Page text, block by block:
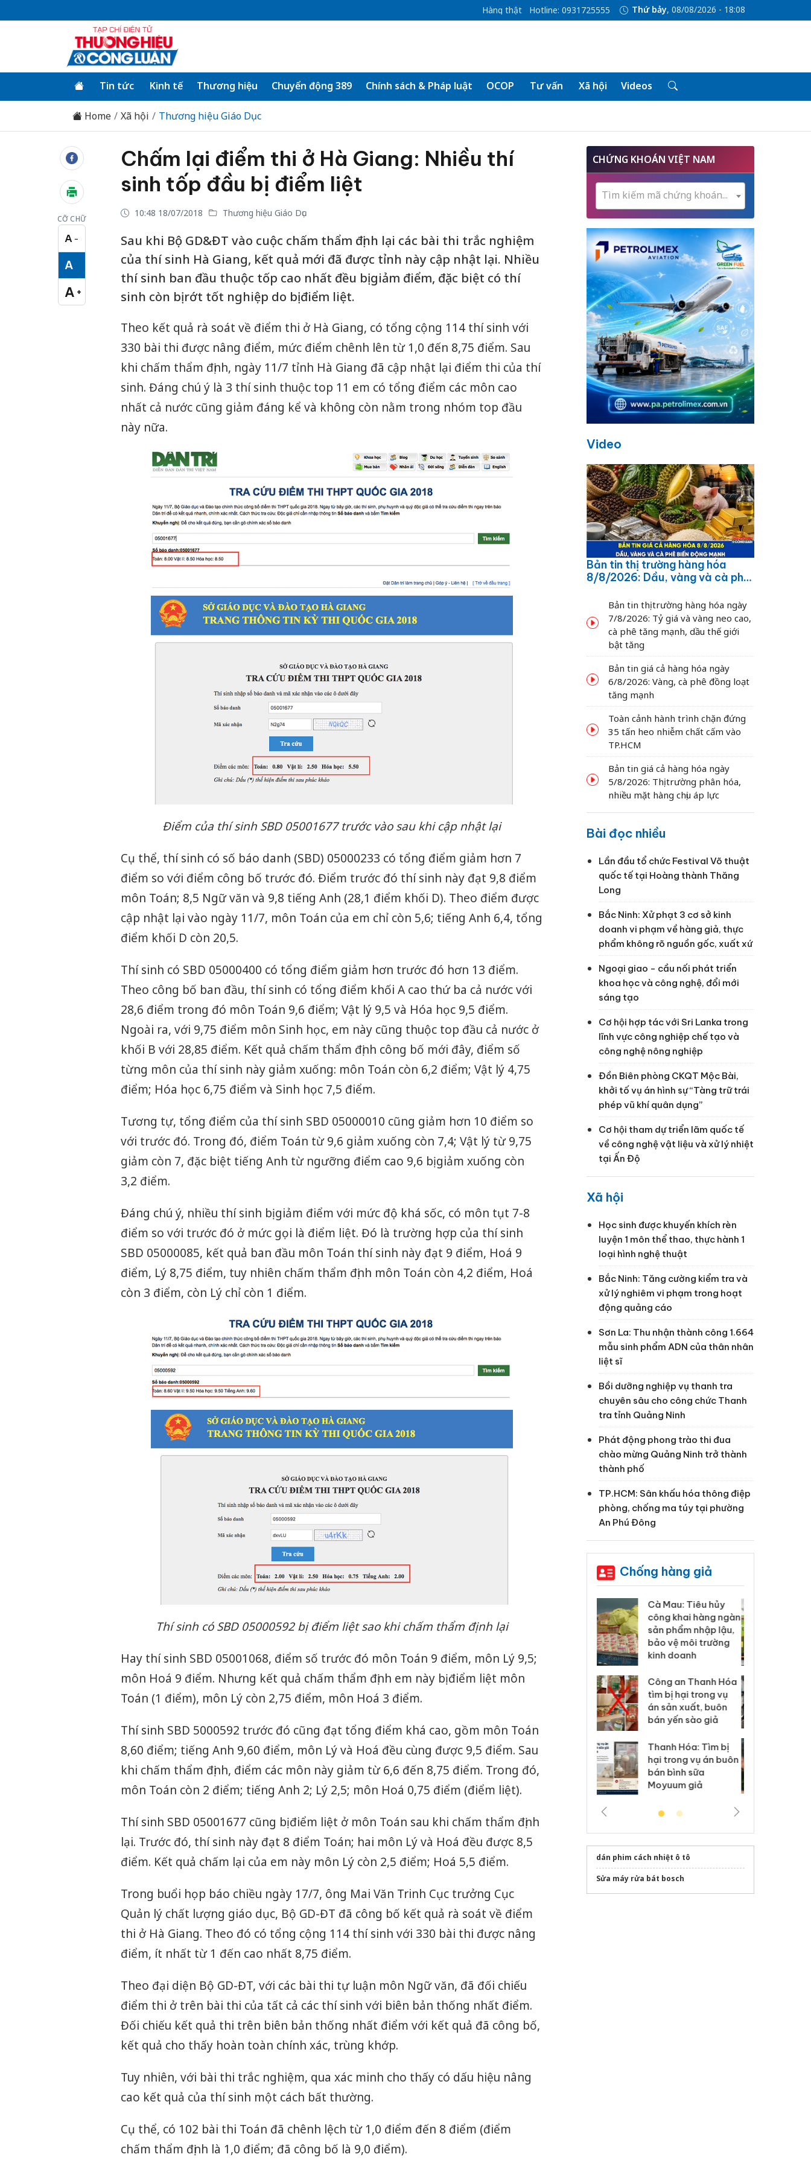
Hàng thật Hotline: 0931725555 Thứ bảy, 08/08/2026 - 18:08
Tin tức Kinh tế Thương hiệu Chuyển động 389 Chính sách & Pháp luật OCOP Tư vấn Xã hội Videos
Home Xã hội Thương hiệu Giáo Dục
CỠ CHỮ
A −
Cỡ chữ nhỏ
A
Cỡ chữ vừa
A +
Cỡ chữ lớn
Chấm lại điểm thi ở Hà Giang: Nhiều thí
sinh tốp đầu bị điểm liệt
10:48 18/07/2018 Thương hiệu Giáo Dục
Sau khi Bộ GD&ĐT vào cuộc chấm thẩm định lại các bài thi trắc nghiệm
của thí sinh Hà Giang, kết quả mới đã được tỉnh này cập nhật lại. Nhiều
thí sinh ban đầu thuộc tốp cao nhất đều bị giảm điểm, đặc biệt có thí
sinh còn bị rớt tốt nghiệp do bị điểm liệt.
Theo kết quả rà soát về điểm thi ở Hà Giang, có tổng cộng 114 thí sinh với
330 bài thi được nâng điểm, mức điểm chênh lên từ 1,0 đến 8,75 điểm. Sau
khi chấm thẩm định, ngày 11/7 tỉnh Hà Giang đã cập nhật lại điểm thi của thí
sinh. Đáng chú ý là 3 thí sinh thuộc top 11 em có tổng điểm các môn cao
nhất cả nước cũng giảm đáng kể và không còn nằm trong nhóm top đầu
này nữa.
Điểm của thí sinh SBD 05001677 trước vào sau khi cập nhật lại
Cụ thể, thí sinh có số báo danh (SBD) 05000233 có tổng điểm giảm hơn 7
điểm so với điểm công bố trước đó. Điểm trước đó thí sinh này đạt 9,8 điểm
môn Toán; 8,5 Ngữ văn và 9,8 tiếng Anh (28,1 điểm khối D). Theo điểm được
cập nhật lại vào ngày 11/7, môn Toán của em chỉ còn 5,6; tiếng Anh 6,4, tổng
điểm khối D còn 20,5.
Thí sinh có SBD 05000400 có tổng điểm giảm hơn trước đó hơn 13 điểm.
Theo công bố ban đầu, thí sinh có tổng điểm khối A cao thứ ba cả nước với
28,6 điểm trong đó môn Toán 9,6 điểm; Vật lý 9,5 và Hóa học 9,5 điểm.
Ngoài ra, với 9,75 điểm môn Sinh học, em này cũng thuộc top đầu cả nước ở
khối B với 28,85 điểm. Kết quả chấm thẩm định công bố mới đây, điểm số
từng môn của thí sinh này giảm xuống: môn Toán còn 6,2 điểm; Vật lý 4,75
điểm; Hóa học 6,75 điểm và Sinh học 7,5 điểm.
Tương tự, tổng điểm của thí sinh SBD 05000010 cũng giảm hơn 10 điểm so
với trước đó. Trong đó, điểm Toán từ 9,6 giảm xuống còn 7,4; Vật lý từ 9,75
giảm còn 7, đặc biệt tiếng Anh từ ngưỡng điểm cao 9,6 bị giảm xuống còn
3,2 điểm.
Đáng chú ý, nhiều thí sinh bị giảm điểm với mức độ khá sốc, có môn tụt 7-8
điểm so với trước đó ở mức gọi là điểm liệt. Đó là trường hợp của thí sinh
SBD 05000085, kết quả ban đầu môn Toán thí sinh này đạt 9 điểm, Hoá 9
điểm, Lý 8,75 điểm, tuy nhiên chấm thẩm định môn Toán còn 4,2 điểm, Hoá
còn 3 điểm, còn Lý chỉ còn 1 điểm.
Thí sinh có SBD 05000592 bị điểm liệt sao khi chấm thẩm định lại
Hay thí sinh SBD 05001068, điểm số trước đó môn Toán 9 điểm, môn Lý 9,5;
môn Hoá 9 điểm. Nhưng kết quả chấm thẩm định em này bị điểm liệt môn
Toán (1 điểm), môn Lý còn 2,75 điểm, môn Hoá 3 điểm.
Thí sinh SBD 5000592 trước đó cũng đạt tổng điểm khá cao, gồm môn Toán
8,60 điểm; tiếng Anh 9,60 điểm, môn Lý và Hoá đều cùng được 9,5 điểm. Sau
khi chấm thẩm định, điểm các môn này giảm từ 6,6 đến 8,75 điểm. Trong đó,
môn Toán còn 2 điểm; tiếng Anh 2; Lý 2,5; môn Hoá 0,75 điểm (điểm liệt).
Thí sinh SBD 05001677 cũng bị điểm liệt ở môn Toán sau khi chấm thẩm định
lại. Trước đó, thí sinh này đạt 8 điểm Toán; hai môn Lý và Hoá đều được 8,5
điểm. Kết quả chấm lại của em này môn Lý còn 2,5 điểm; Hoá 5,5 điểm.
Trong buổi họp báo chiều ngày 17/7, ông Mai Văn Trinh Cục trưởng Cục
Quản lý chất lượng giáo dục, Bộ GD-ĐT đã công bố kết quả rà soát về điểm
thi ở Hà Giang. Theo đó có tổng cộng 114 thí sinh với 330 bài thi được nâng
điểm, ít nhất từ 1 đến cao nhất 8,75 điểm.
Theo đại diện Bộ GD-ĐT, với các bài thi tự luận môn Ngữ văn, đã đối chiếu
điểm thi ở trên bài thi của tất cả các thí sinh với biên bản thống nhất điểm.
Đối chiếu kết quả thi trên biên bản thống nhất điểm với kết quả đã công bố,
kết quả cho thấy hoàn toàn chính xác, trùng khớp.
Tuy nhiên, với bài thi trắc nghiệm, qua xác minh cho thấy có dấu hiệu nâng
cao kết quả của thí sinh một cách bất thường.
Cụ thể, có 102 bài thi Toán đã chênh lệch từ 1,0 điểm đến 8 điểm (điểm
chấm thẩm định là 1,0 điểm; đã công bố là 9,0 điểm).
CHỨNG KHOÁN VIỆT NAM
Tìm kiếm mã chứng khoán...
Video
Bản tin thị trường hàng hóa
8/8/2026: Dầu, vàng và cà phê
Bản tin thị trường hàng hóa ngày
7/8/2026: Tỷ giá và vàng neo cao,
cà phê tăng mạnh, dầu thế giới
bật tăng
Bản tin giá cả hàng hóa ngày
6/8/2026: Vàng, cà phê đồng loạt
tăng mạnh
Toàn cảnh hành trình chặn đứng
35 tấn heo nhiễm chất cấm vào
TP.HCM
Bản tin giá cả hàng hóa ngày
5/8/2026: Thị trường phân hóa,
nhiều mặt hàng chịu áp lực
Bài đọc nhiều
Lần đầu tổ chức Festival Võ thuật
quốc tế tại Hoàng thành Thăng
Long
Bắc Ninh: Xử phạt 3 cơ sở kinh
doanh vi phạm về hàng giả, thực
phẩm không rõ nguồn gốc, xuất xứ
Ngoại giao - cầu nối phát triển
khoa học và công nghệ, đổi mới
sáng tạo
Cơ hội hợp tác với Sri Lanka trong
lĩnh vực công nghiệp chế tạo và
công nghệ nông nghiệp
Đồn Biên phòng CKQT Mộc Bài,
khởi tố vụ án hình sự “Tàng trữ trái
phép vũ khí quân dụng”
Cơ hội tham dự triển lãm quốc tế
về công nghệ vật liệu và xử lý nhiệt
tại Ấn Độ
Xã hội
Học sinh được khuyến khích rèn
luyện 1 môn thể thao, thực hành 1
loại hình nghệ thuật
Bắc Ninh: Tăng cường kiểm tra và
xử lý nghiêm vi phạm trong hoạt
động quảng cáo
Sơn La: Thu nhận thành công 1.664
mẫu sinh phẩm ADN của thân nhân
liệt sĩ
Bồi dưỡng nghiệp vụ thanh tra
chuyên sâu cho công chức Thanh
tra tỉnh Quảng Ninh
Phát động phong trào thi đua
chào mừng Quảng Ninh trở thành
thành phố
TP.HCM: Sân khấu hóa thông điệp
phòng, chống ma túy tại phường
An Phú Đông
Chống hàng giả
Cà Mau: Tiêu hủy
sản phẩm nhập lậu,
kinh doanh
Công an Thanh Hóa
Thanh Hóa: Tìm bị
bán bình sữa
Moyuum giả
Khẩn trương xác
minh, xử lý sản phẩm
Slimaura Care x3 sử
dụng giấy phép giả
mạo
Lào Cai xử lý 83 vụ vi
phạm thương mại
trong tháng 7
Hưng Yên: Xử lý 6 hộ
kinh doanh bán hàng
giả mạo nhãn hiệu
Adidas, Nike
dán phim cách nhiệt ô tô
Sửa máy rửa bát bosch